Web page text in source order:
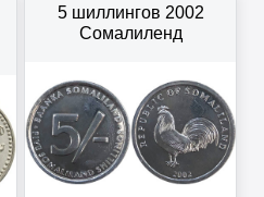
5 шиллингов 2002
Сомалиленд